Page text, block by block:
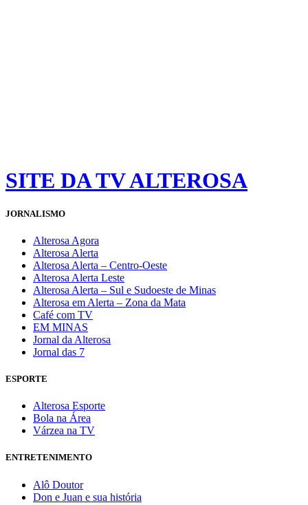
SITE DA TV ALTEROSA
JORNALISMO
Alterosa Agora
Alterosa Alerta
Alterosa Alerta – Centro-Oeste
Alterosa Alerta Leste
Alterosa Alerta – Sul e Sudoeste de Minas
Alterosa em Alerta – Zona da Mata
Café com TV
EM MINAS
Jornal da Alterosa
Jornal das 7
ESPORTE
Alterosa Esporte
Bola na Área
Várzea na TV
ENTRETENIMENTO
Alô Doutor
Don e Juan e sua história